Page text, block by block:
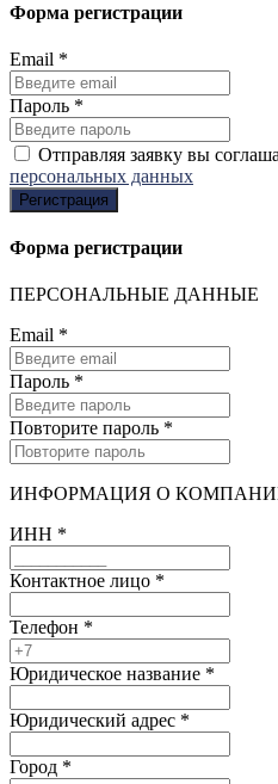
Форма регистрации
Email *
Пароль *
Отправляя заявку вы
персональных данных
Регистрация
Форма регистрации
ПЕРСОНАЛЬНЫЕ ДАННЫЕ
Email *
Пароль *
Повторите пароль *
ИНФОРМАЦИЯ О
ИНН *
Контактное лицо *
Телефон *
Юридическое название *
Юридический адрес *
Город *